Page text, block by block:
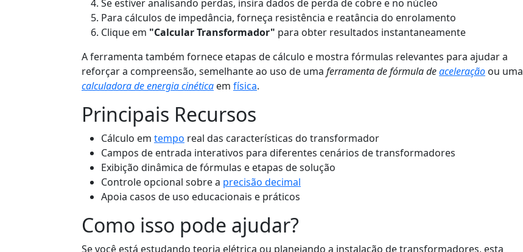
Se estiver analisando perdas, insira dados de perda de cobre e no núcleo
Para cálculos de impedância, forneça resistência e reatância do enrolamento
Clique em "Calcular Transformador" para obter resultados instantaneamente
A ferramenta também fornece etapas de cálculo e mostra fórmulas relevantes para ajudar a
reforçar a compreensão, semelhante ao uso de uma ferramenta de fórmula deaceleração ou uma
calculadora de energia cinética em física.
Principais Recursos
Cálculo em tempo real das características do transformador
Campos de entrada interativos para diferentes cenários de transformadores
Exibição dinâmica de fórmulas e etapas de solução
Controle opcional sobre a precisão decimal
Apoia casos de uso educacionais e práticos
Como isso pode ajudar?
Se você está estudando teoria elétrica ou planejando a instalação de transformadores, esta